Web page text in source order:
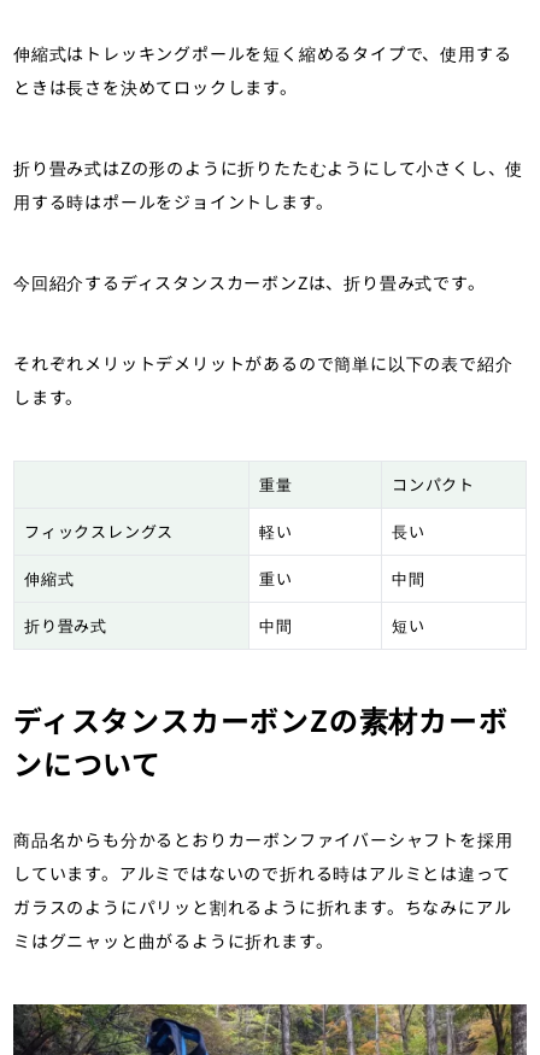
伸縮式はトレッキングポールを短く縮めるタイプで、使用する
ときは長さを決めてロックします。
折り畳み式はZの形のように折りたたむようにして小さくし、使
用する時はポールをジョイントします。
今回紹介するディスタンスカーボンZは、折り畳み式です。
それぞれメリットデメリットがあるので簡単に以下の表で紹介
します。
重量 コンパクト
フィックスレングス 軽い 長い
伸縮式 重い 中間
折り畳み式 中間 短い
ディスタンスカーボンZの素材カーボ
ンについて
商品名からも分かるとおりカーボンファイバーシャフトを採用
しています。アルミではないので折れる時はアルミとは違って
ガラスのようにパリッと割れるように折れます。ちなみにアル
ミはグニャッと曲がるように折れます。